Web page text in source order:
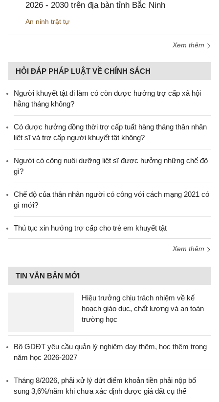
2026 - 2030 trên địa bàn tỉnh Bắc Ninh
An ninh trật tự
Xem thêm
HỎI ĐÁP PHÁP LUẬT VỀ CHÍNH SÁCH
Người khuyết tật đi làm có còn được hưởng trợ cấp xã hội
hằng tháng không?
​Có được hưởng đồng thời trợ cấp tuất hàng tháng thân nhân
liệt sĩ và trợ cấp người khuyết tật không?
Người có công nuôi dưỡng liệt sĩ được hưởng những chế độ
gì?
Chế độ của thân nhân người có công với cách mạng 2021 có
gì mới?
Thủ tục xin hưởng trợ cấp cho trẻ em khuyết tật
Xem thêm
TIN VĂN BẢN MỚI
Hiệu trưởng chịu trách nhiệm về kế
hoạch giáo dục, chất lượng và an toàn
trường học
Bộ GDĐT yêu cầu quản lý nghiêm dạy thêm, học thêm trong
năm học 2026-2027
Tháng 8/2026, phải xử lý dứt điểm khoản tiền phải nộp bổ
sung 3,6%/năm khi chưa xác định được giá đất cụ thể